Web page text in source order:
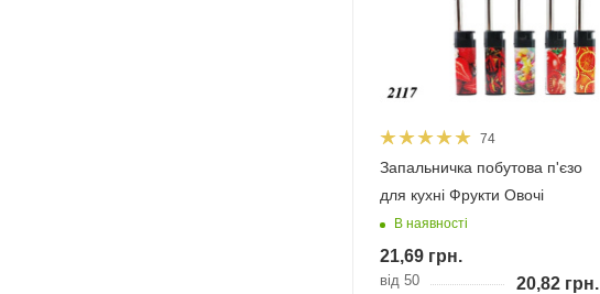
74
Запальничка побутова п'єзо
для кухні Фрукти Овочі
В наявності
21,69 грн.
від 50 20,82 грн.